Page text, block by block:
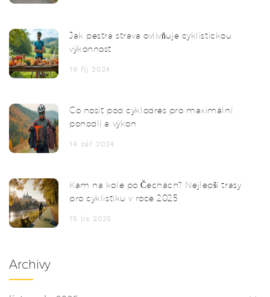
Jak pestrá strava ovlivňuje cyklistickou
výkonnost
19 říj 2024
Co nosit pod cyklodres pro maximální
pohodlí a výkon
14 zář 2024
Kam na kole po Čechách? Nejlepší trasy
pro cyklistiku v roce 2025
15 lis 2025
Archivy